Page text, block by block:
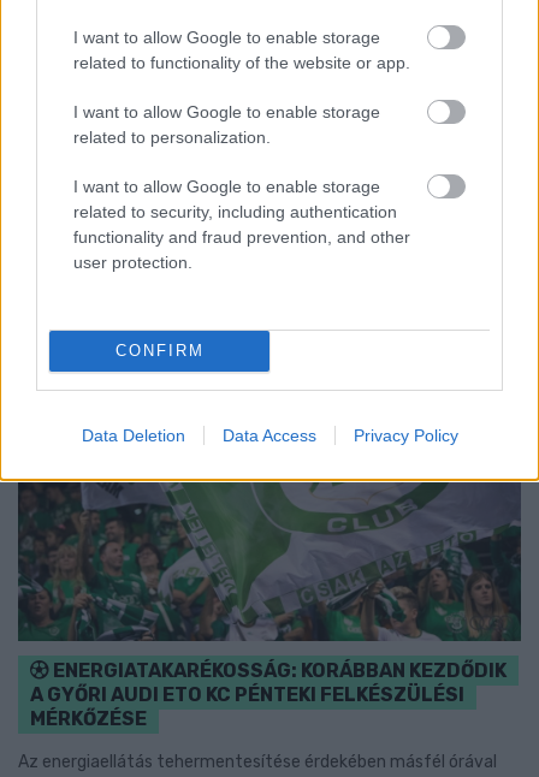
I want to allow Google to enable storage
related to functionality of the website or app.
I want to allow Google to enable storage
related to personalization.
I want to allow Google to enable storage
related to security, including authentication
functionality and fraud prevention, and other
user protection.
CONFIRM
Data Deletion Data Access Privacy Policy
A BAROKK ÖSSZES ÁRNYALATA ÉS MÉG EGY SOR
KIVÁLÓ PROGRAM VÁR MINDENKIT EZEN A HÉTVÉGÉN
Középpontban a hagyományőrzés, de lesz Pogány Induló és
ENERGIATAKARÉKOSSÁG: KORÁBBAN KEZDŐDIK
A GYŐRI AUDI ETO KC PÉNTEKI FELKÉSZÜLÉSI
MÉRKŐZÉSE
Az energiaellátás tehermentesítése érdekében másfél órával